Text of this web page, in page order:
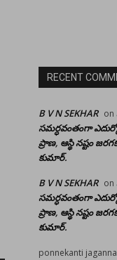
RECENT
B V N SEKHAR on
సమర్ధవంతంగా
ప్రాణ, ఆస్థి నష్టం
కుమార్.
B V N SEKHAR on
సమర్ధవంతంగా
ప్రాణ, ఆస్థి నష్టం
కుమార్.
ponnekanti